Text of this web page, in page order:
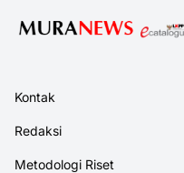
Kontak
Redaksi
Metodologi Riset